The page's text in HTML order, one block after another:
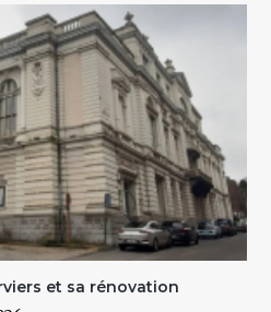
et sa rénovation